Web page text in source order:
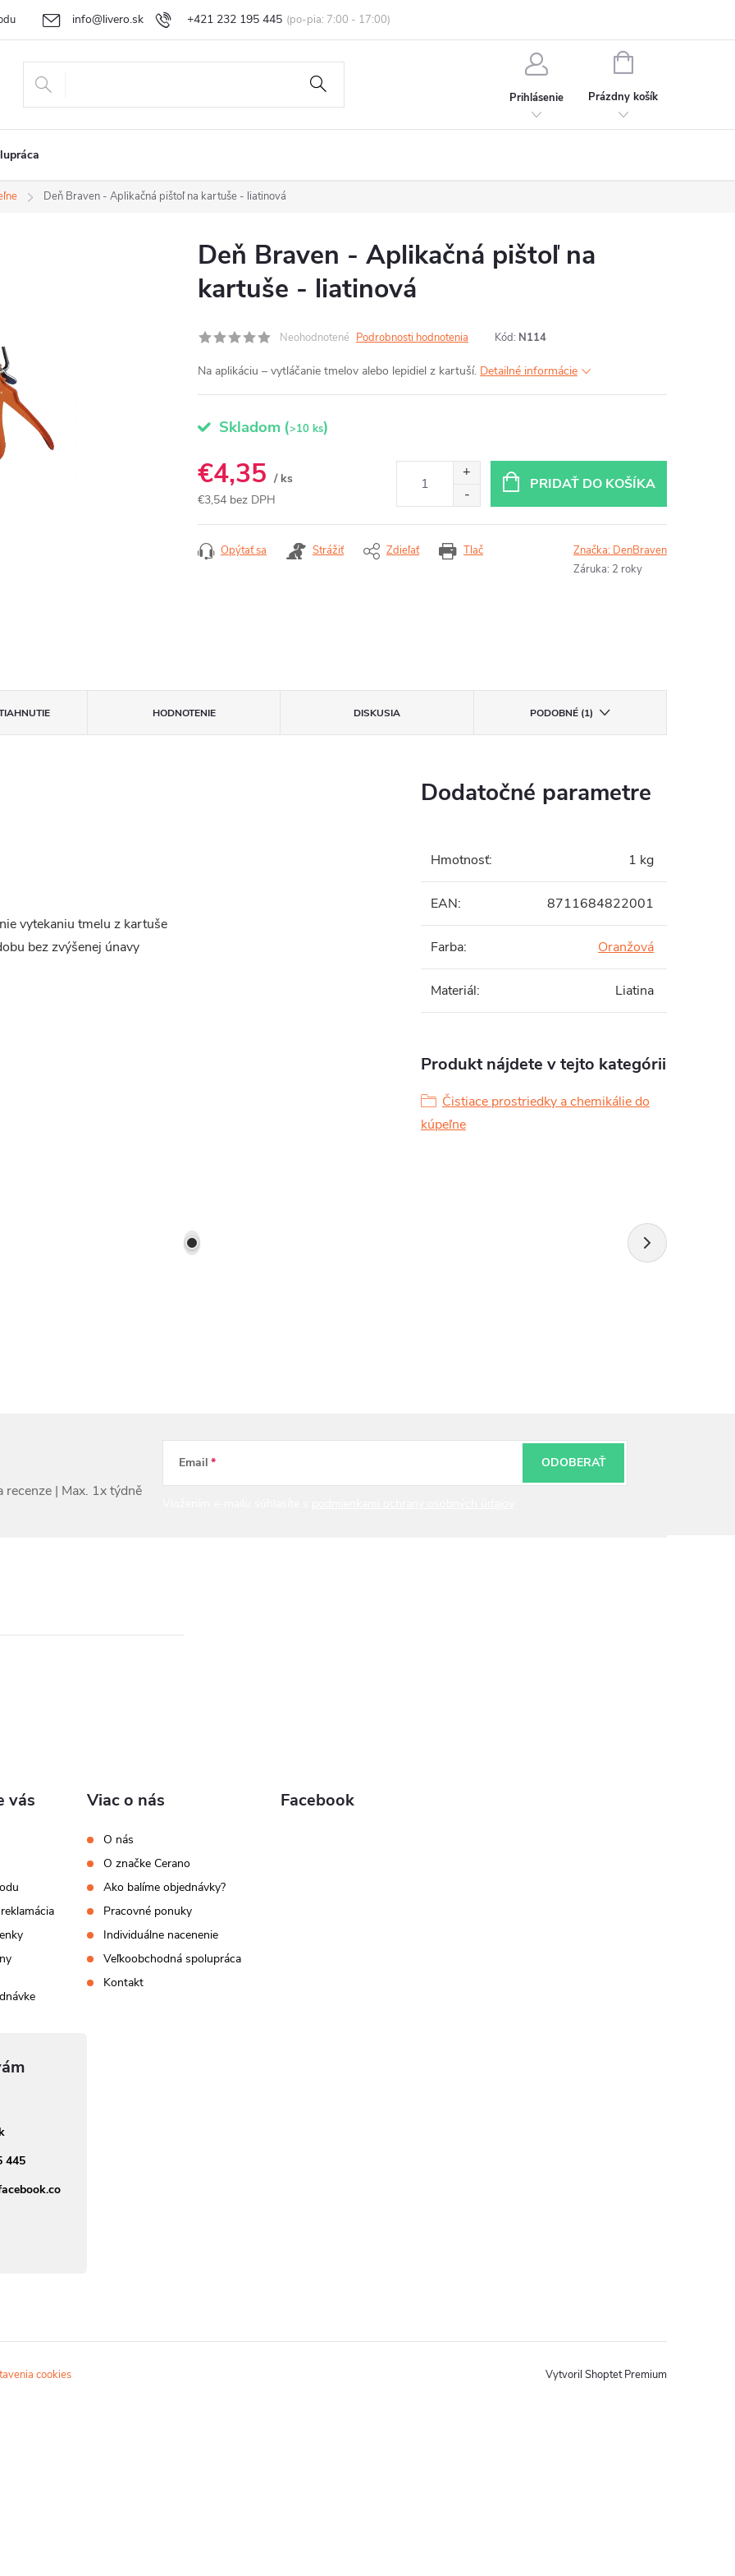
+421 232 195 445
info@livero.sk
Vrátenie tovaru a reklamácia Obchodné podmienky Podmienky ochrany osobných údajov
Prihlásenie
NÁKUPNÝ
Prázdny košík
Deň Braven - Aplikačná pištoľ na kartuše - liatinová
Deň Braven - Aplikačná pištoľ na
kartuše - liatinová
Neohodnotené Podrobnosti hodnotenia Kód: N114
Na aplikáciu – vytláčanie tmelov alebo lepidiel z kartuší. Detailné informácie
Skladom (>10 ks)
€4,35 / ks
€3,54 bez DPH
PRIDAŤ DO KOŠÍKA
Tlač
Opýtať sa Strážiť Zdieľať Značka: DenBraven
Záruka: 2 roky
HODNOTENIE DISKUSIA PODOBNÉ (1)
vytekaniu tmelu z kartuše
bez zvýšenej únavy
Dodatočné parametre
Hmotnosť: 1 kg
EAN: 8711684822001
Farba: Oranžová
Materiál: Liatina
Produkt nájdete v tejto kategórii
Čistiace prostriedky a chemikálie do
kúpeľne
Email ODOBERAŤ
vás Viac o nás
O nás
O značke Cerano
Ako balíme objednávky?
Pracovné ponuky
Individuálne nacenenie
Veľkoobchodná spolupráca
Kontakt
Facebook
445
Vytvoril Shoptet Premium
cookies